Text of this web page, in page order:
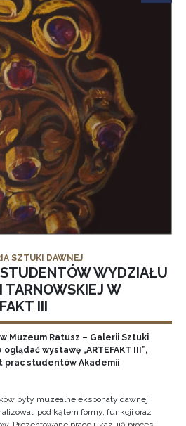
SZTUKI DAWNEJ
WYDZIAŁU
TARNOWSKIEJ W
III
Muzeum Ratusz – Galerii Sztuki
wystawę „ARTEFAKT III”,
prac studentów Akademii
były muzealne eksponaty dawnej
pod kątem formy, funkcji oraz